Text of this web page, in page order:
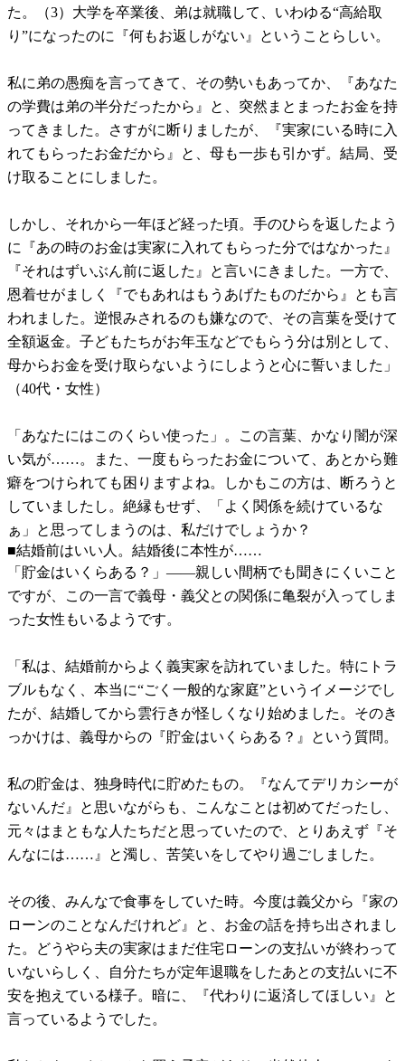
た。（3）大学を卒業後、弟は就職して、いわゆる“高給取
り”になったのに『何もお返しがない』ということらしい。
私に弟の愚痴を言ってきて、その勢いもあってか、『あなた
の学費は弟の半分だったから』と、突然まとまったお金を持
ってきました。さすがに断りましたが、『実家にいる時に入
れてもらったお金だから』と、母も一歩も引かず。結局、受
け取ることにしました。
しかし、それから一年ほど経った頃。手のひらを返したよう
に『あの時のお金は実家に入れてもらった分ではなかった』
『それはずいぶん前に返した』と言いにきました。一方で、
恩着せがましく『でもあれはもうあげたものだから』とも言
われました。逆恨みされるのも嫌なので、その言葉を受けて
全額返金。子どもたちがお年玉などでもらう分は別として、
母からお金を受け取らないようにしようと心に誓いました」
（40代・女性）
「あなたにはこのくらい使った」。この言葉、かなり闇が深
い気が……。また、一度もらったお金について、あとから難
癖をつけられても困りますよね。しかもこの方は、断ろうと
していましたし。絶縁もせず、「よく関係を続けているな
ぁ」と思ってしまうのは、私だけでしょうか？
■結婚前はいい人。結婚後に本性が……
「貯金はいくらある？」――親しい間柄でも聞きにくいこと
ですが、この一言で義母・義父との関係に亀裂が入ってしま
った女性もいるようです。
「私は、結婚前からよく義実家を訪れていました。特にトラ
ブルもなく、本当に“ごく一般的な家庭”というイメージでし
たが、結婚してから雲行きが怪しくなり始めました。そのき
っかけは、義母からの『貯金はいくらある？』という質問。
私の貯金は、独身時代に貯めたもの。『なんてデリカシーが
ないんだ』と思いながらも、こんなことは初めてだったし、
元々はまともな人たちだと思っていたので、とりあえず『そ
んなには……』と濁し、苦笑いをしてやり過ごしました。
その後、みんなで食事をしていた時。今度は義父から『家の
ローンのことなんだけれど』と、お金の話を持ち出されまし
た。どうやら夫の実家はまだ住宅ローンの支払いが終わって
いないらしく、自分たちが定年退職をしたあとの支払いに不
安を抱えている様子。暗に、『代わりに返済してほしい』と
言っているようでした。